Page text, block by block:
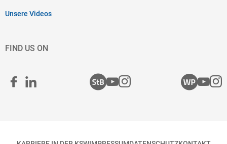
Unsere Videos
FIND US ON